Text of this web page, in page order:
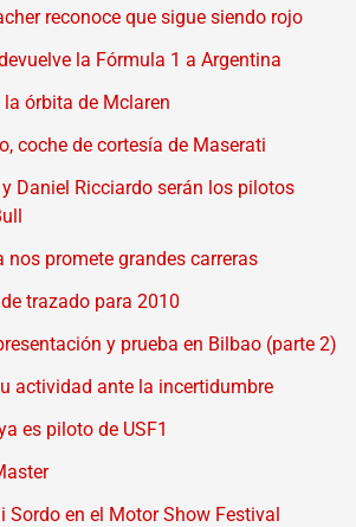
reconoce que sigue siendo rojo
la Fórmula 1 a Argentina
órbita de Mclaren
coche de cortesía de Maserati
Daniel Ricciardo serán los pilotos
nos promete grandes carreras
trazado para 2010
y prueba en Bilbao (parte 2)
actividad ante la incertidumbre
es piloto de USF1
Sordo en el Motor Show Festival